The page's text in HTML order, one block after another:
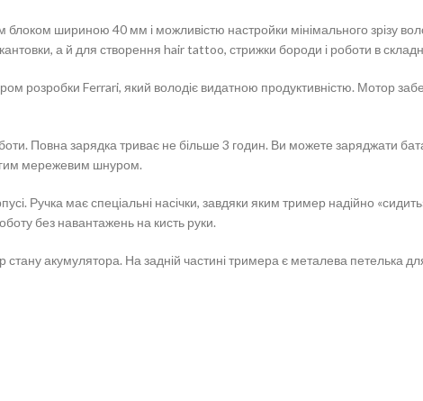
шириною 40 мм і можливістю настройки мінімального зрізу
а й для створення hair tattoo, стрижки бороди і роботи в
Ferrari, який володіє видатною продуктивністю. Мотор
Повна зарядка триває не більше 3 годин. Ви можете заряджати
мережевим шнуром.
Ручка має спеціальні насічки, завдяки яким тример надійно
без навантажень на кисть руки.
акумулятора. На задній частині тримера є металева петелька